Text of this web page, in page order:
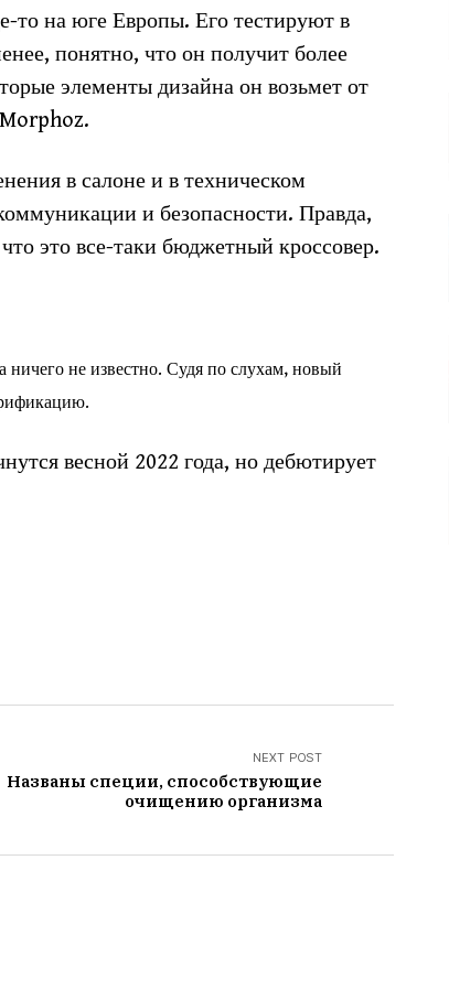
то на юге Европы. Его тестируют в
понятно, что он получит более
элементы дизайна он возьмет от
в салоне и в техническом
и безопасности. Правда,
это все-таки бюджетный кроссовер.
ничего не известно. Судя по слухам, новый
весной 2022 года, но дебютирует
NEXT POST
Названы специи, способствующие
очищению организма